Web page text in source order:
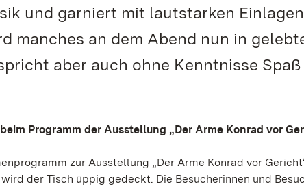
und garniert mit lautstarken
manches an dem Abend nun in
aber auch ohne Kenntnisse Spaß
Programm der Ausstellung „Der Arme Konrad vor
zur Ausstellung „Der Arme Konrad vor
der Tisch üppig gedeckt. Die Besucherinnen und